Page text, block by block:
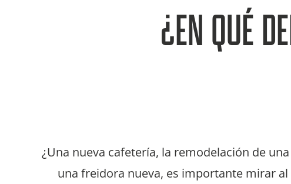
¿EN QUÉ
¿Una nueva cafetería, la remodelación de
una freidora nueva, es importante mirar